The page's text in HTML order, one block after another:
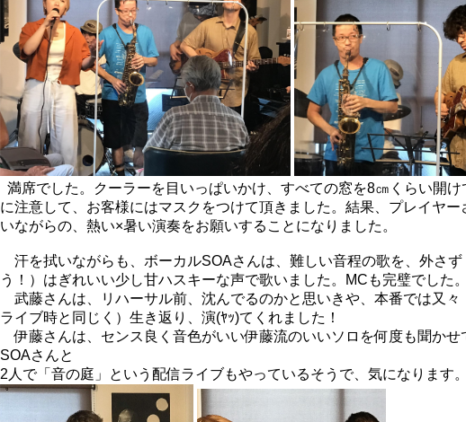
満席でした。クーラーを目いっぱいかけ、すべての窓を8㎝くらい開
に注意して、お客様にはマスクをつけて頂きました。結果、プレイヤー
いながらの、熱い×暑い演奏をお願いすることになりました。
汗を拭いながらも、ボーカルSOAさんは、難しい音程の歌を、外さず
う！）はぎれいい少し甘ハスキーな声で歌いました。MCも完璧でした。
武藤さんは、リハーサル前、沈んでるのかと思いきや、本番では又々
ライブ時と同じく）生き返り、演(ﾔｯ)てくれました！
伊藤さんは、センス良く音色がいい伊藤流のいいソロを何度も聞かせ
SOAさんと
2人で「音の庭」という配信ライブもやっているそうで、気になります。